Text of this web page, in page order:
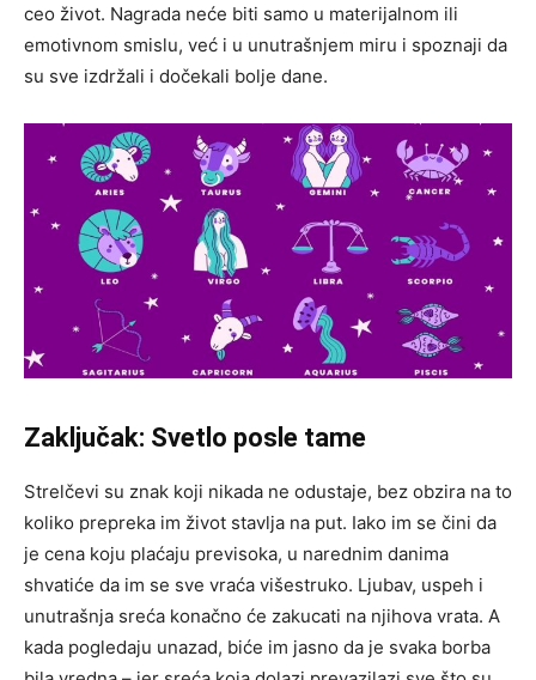
ceo život. Nagrada neće biti samo u materijalnom ili
emotivnom smislu, već i u unutrašnjem miru i spoznaji da
su sve izdržali i dočekali bolje dane.
Zaključak: Svetlo posle tame
Strelčevi su znak koji nikada ne odustaje, bez obzira na to
koliko prepreka im život stavlja na put. Iako im se čini da
je cena koju plaćaju previsoka, u narednim danima
shvatiće da im se sve vraća višestruko. Ljubav, uspeh i
unutrašnja sreća konačno će zakucati na njihova vrata. A
kada pogledaju unazad, biće im jasno da je svaka borba